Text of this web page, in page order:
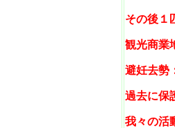
その後１
観光商業
避妊去勢
過去に保
我々の活